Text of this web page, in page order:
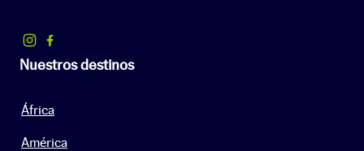
Nuestros destinos
África
América